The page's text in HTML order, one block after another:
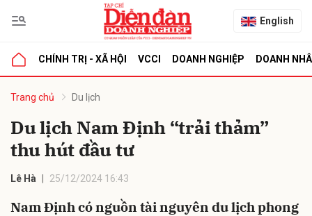
English
CHÍNH TRỊ - XÃ HỘI VCCI DOANH NGHIỆP DOANH
Trang chủ Du lịch
Du lịch Nam Định “trải thảm”
thu hút đầu tư
Lê Hà 25/12/2024 16:43
Nam Định có nguồn tài nguyên du lịch phong
luận